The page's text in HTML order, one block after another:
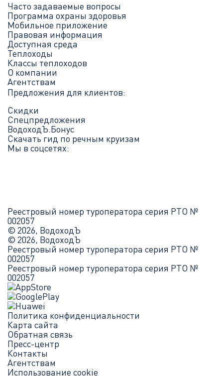
Часто задаваемые вопросы
Программа охраны здоровья
Мобильное приложение
Правовая информация
Доступная среда
Теплоходы
Классы теплоходов
О компании
Агентствам
Предложения для клиентов:
Скидки
Спецпредложения
ВодоходЪ.Бонус
Скачать гид по речным круизам
Мы в соцсетях:
Реестровый номер туроператора серия РТО №
002057
© 2026, ВодоходЪ
© 2026, ВодоходЪ
Реестровый номер туроператора серия РТО №
002057
Реестровый номер туроператора серия РТО №
002057
Политика конфиденциальности
Карта сайта
Обратная связь
Пресс-центр
Контакты
Агентствам
Использование cookie